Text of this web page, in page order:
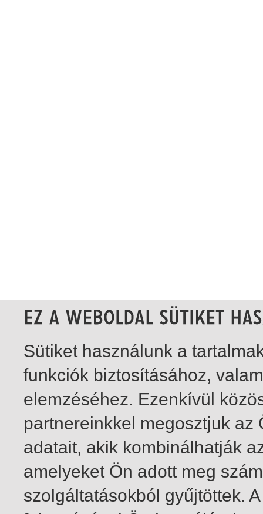
Sütiket használunk a
funkciók biztosításához,
elemzéséhez. Ezenkívül
partnereinkkel megosztjuk
adatait, akik kombinálhatják
amelyeket Ön adott meg
szolgáltatásokból gyűjtöttek.